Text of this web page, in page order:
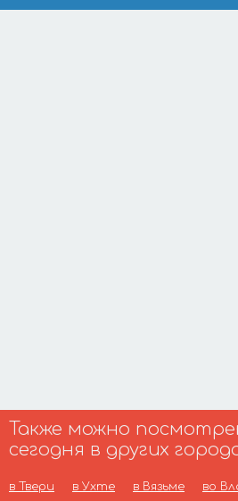
Также можно
сегодня в других
в Твери в Ухте в Вязьме во